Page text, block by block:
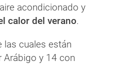
acondicionado y
calor del verano.
las cuales están
Arábigo y 14 con